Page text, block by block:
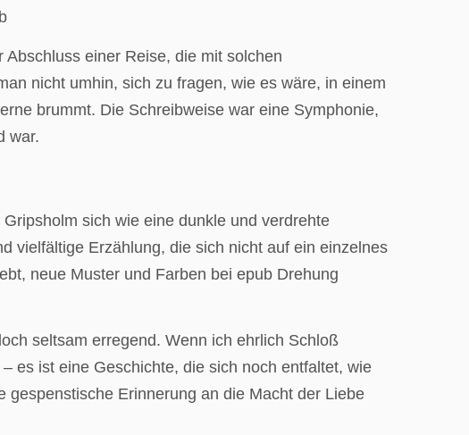
einer Reise, die mit solchen
nicht umhin, sich zu fragen, wie es wäre, in einem
brummt. Die Schreibweise war eine Symphonie,
war.
sich wie eine dunkle und verdrehte
vielfältige Erzählung, die sich nicht auf ein einzelnes
neue Muster und Farben bei epub Drehung
seltsam erregend. Wenn ich ehrlich Schloß
es ist eine Geschichte, die sich noch entfaltet, wie
Erinnerung an die Macht der Liebe